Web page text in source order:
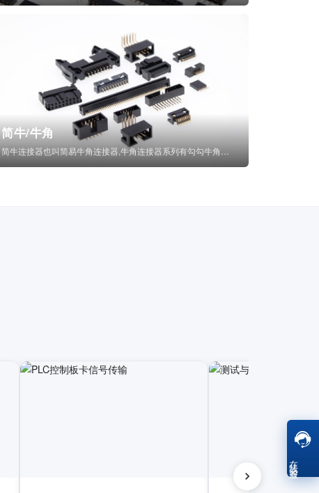
简牛/牛角
在线客服